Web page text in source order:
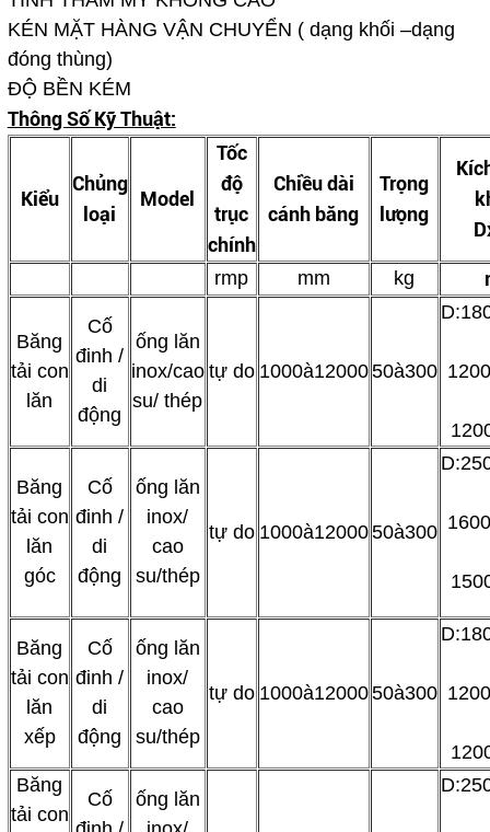
KÉN MẶT HÀNG VẬN CHUYỂN ( dạng khối –dạng
đóng thùng)
ĐỘ BỀN KÉM
Thông Số Kỹ Thuật:
Kiểu
Chủng
loại
Model
Tốc
độ
trục
chính
Chiều dài
cánh băng
Trọng
lưọng
rmp mm kg
Băng
tải con
lăn
Cố
đinh /
di
động
ống lăn
inox/cao
su/ thép
tự do 1000à1200050à300
Băng
tải con
lăn
góc
Cố
đinh /
di
động
ống lăn
inox/
cao
su/thép
tự do 1000à1200050à300
Băng
tải con
lăn
xếp
Cố
đinh /
di
động
ống lăn
inox/
cao
su/thép
tự do 1000à1200050à300
Băng
tải con
Cố
ống lăn